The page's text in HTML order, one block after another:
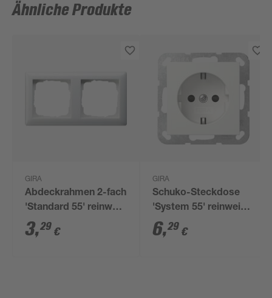
Ähnliche Produkte
GIRA
Abdeckrahmen 2-fach
'Standard 55' reinweiß
glänzend
3,29 €
GIRA
Schuko-Steckdose
'System 55' reinweiß
glänzend mit
erhöhtem
6,29 €